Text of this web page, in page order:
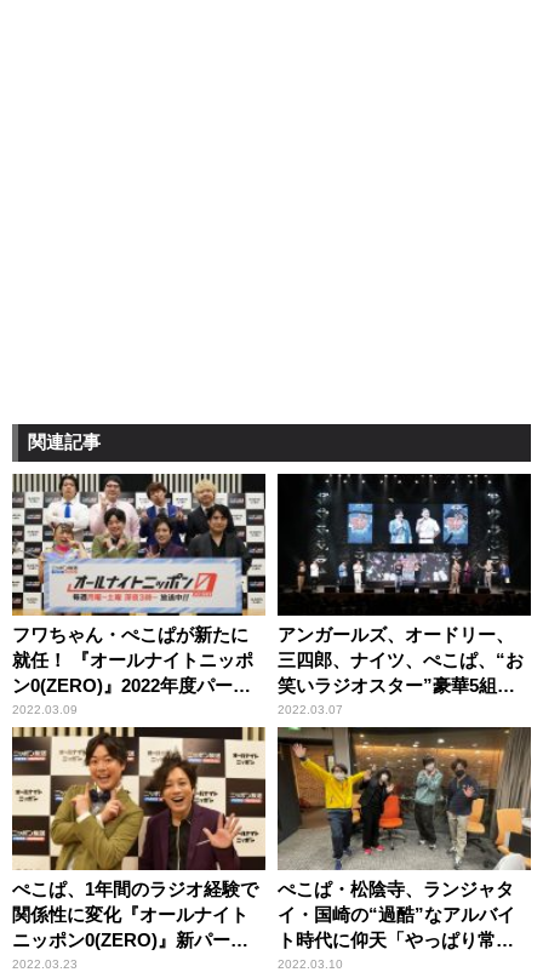
関連記事
フワちゃん・ぺこぱが新たに
就任！ 『オールナイトニッポ
ン0(ZERO)』2022年度パーソ
ナリティ決定！
2022.03.09
アンガールズ、オードリー、
三四郎、ナイツ、ぺこぱ、“お
笑いラジオスター”豪華5組が
共演！ 1万人のリスナーを爆笑
の渦に！
2022.03.07
ぺこぱ、1年間のラジオ経験で
関係性に変化『オールナイト
ニッポン0(ZERO)』新パーソ
ナリティ就任への意気込みも
2022.03.23
ぺこぱ・松陰寺、ランジャタ
イ・国崎の“過酷”なアルバイ
ト時代に仰天「やっぱり常人
じゃできないよ！」
2022.03.10